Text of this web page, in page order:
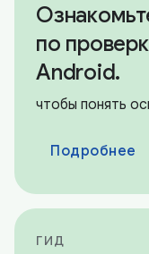
по
Android.
чтобы понять
Подробнее
ГИД